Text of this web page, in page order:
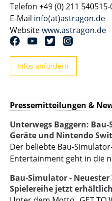
Telefon +49 (0) 211 540515-
E-Mail info(at)astragon.de
Websitewww.astragon.de
Infos anfordern
Pressemitteilungen &
Unterwegs Baggern:
Geräte und Nintendo
Der beliebte Bau-
Entertainment geht in die
Bau-Simulator -
Spielereihe jetzt